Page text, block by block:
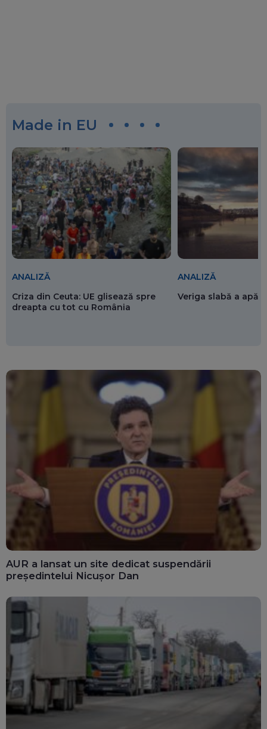
Made in EU
ANALIZĂ
Criza din Ceuta: UE glisează spre
dreapta cu tot cu România
ANALIZĂ
Veriga slabă a
AUR a lansat un site dedicat suspendării
președintelui Nicușor Dan